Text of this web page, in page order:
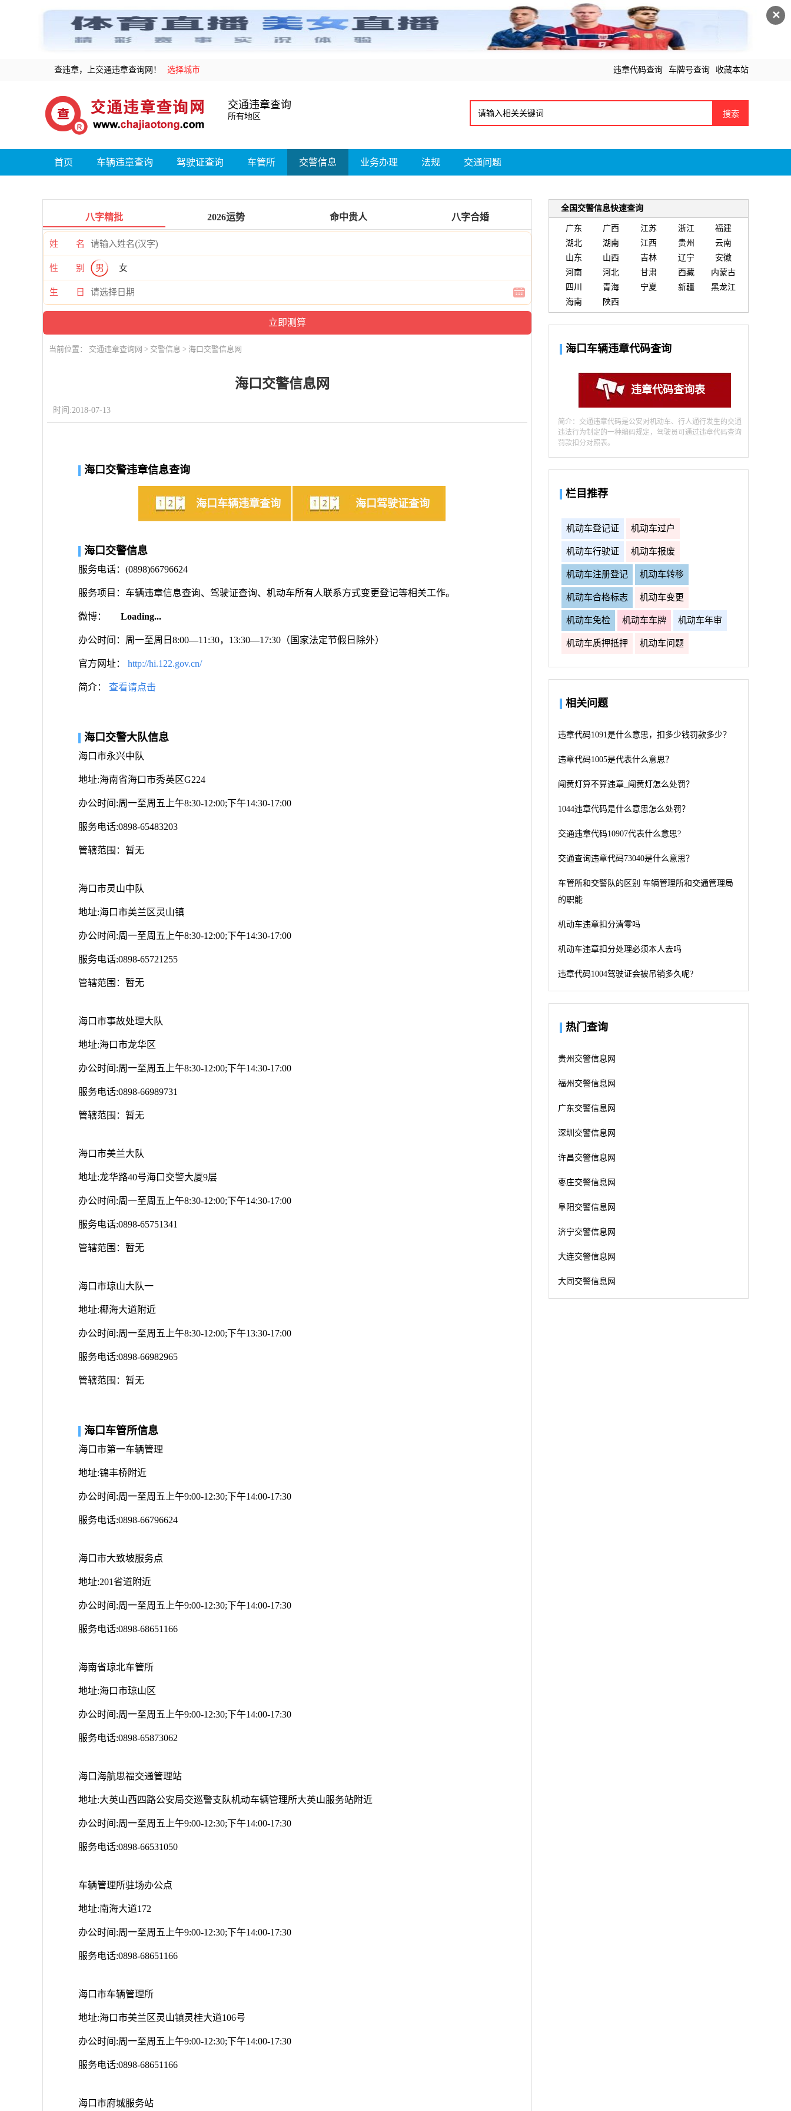
✕
查违章，上交通违章查询网！ 选择城市 违章代码查询 车牌号查询 收藏本站
交通违章查询
所有地区 搜索
首页 车辆违章查询 驾驶证查询 车管所 交警信息 业务办理 法规 交通问题
八字精批 2026运势 命中贵人 八字合婚
姓 名
性 别 男 女
生 日
当前位置： 交通违章查询网 > 交警信息 > 海口交警信息网
海口交警信息网
时间:2018-07-13
海口交警违章信息查询
海口车辆违章查询 海口驾驶证查询
海口交警信息
服务电话：(0898)66796624
服务项目：车辆违章信息查询、驾驶证查询、机动车所有人联系方式变更登记等相关工作。
微博： Loading...
办公时间：周一至周日8:00—11:30，13:30—17:30（国家法定节假日除外）
官方网址： http://hi.122.gov.cn/
简介： 查看请点击
海口交警大队信息
海口市永兴中队
地址:海南省海口市秀英区G224
办公时间:周一至周五上午8:30-12:00;下午14:30-17:00
服务电话:0898-65483203
管辖范围：暂无
海口市灵山中队
地址:海口市美兰区灵山镇
办公时间:周一至周五上午8:30-12:00;下午14:30-17:00
服务电话:0898-65721255
管辖范围：暂无
海口市事故处理大队
地址:海口市龙华区
办公时间:周一至周五上午8:30-12:00;下午14:30-17:00
服务电话:0898-66989731
管辖范围：暂无
海口市美兰大队
地址:龙华路40号海口交警大厦9层
办公时间:周一至周五上午8:30-12:00;下午14:30-17:00
服务电话:0898-65751341
管辖范围：暂无
海口市琼山大队一
地址:椰海大道附近
办公时间:周一至周五上午8:30-12:00;下午13:30-17:00
服务电话:0898-66982965
管辖范围：暂无
海口车管所信息
海口市第一车辆管理
地址:锦丰桥附近
办公时间:周一至周五上午9:00-12:30;下午14:00-17:30
服务电话:0898-66796624
海口市大致坡服务点
地址:201省道附近
办公时间:周一至周五上午9:00-12:30;下午14:00-17:30
服务电话:0898-68651166
海南省琼北车管所
地址:海口市琼山区
办公时间:周一至周五上午9:00-12:30;下午14:00-17:30
服务电话:0898-65873062
海口海航思福交通管理站
地址:大英山西四路公安局交巡警支队机动车辆管理所大英山服务站附近
办公时间:周一至周五上午9:00-12:30;下午14:00-17:30
服务电话:0898-66531050
车辆管理所驻场办公点
地址:南海大道172
办公时间:周一至周五上午9:00-12:30;下午14:00-17:30
服务电话:0898-68651166
海口市车辆管理所
地址:海口市美兰区灵山镇灵桂大道106号
办公时间:周一至周五上午9:00-12:30;下午14:00-17:30
服务电话:0898-68651166
海口市府城服务站
全国交警信息快速查询
广东 广西 江苏 浙江
福建
湖北
湖南 江西 贵州
云南
山东
山西 吉林 辽宁
安徽
河南
河北 甘肃 西藏
内蒙古
四川
青海 宁夏 新疆
黑龙江
海南
陕西
海口车辆违章代码查询
违章代码查询表
简介：交通违章代码是公安对机动车、行人通行发生的交通
违法行为制定的一种编码规定，驾驶员可通过违章代码查询
罚款扣分对照表。
栏目推荐
机动车登记证 机动车过户
机动车行驶证 机动车报废
机动车注册登记 机动车转移
机动车合格标志 机动车变更
机动车免检 机动车车牌 机动车年审
机动车质押抵押 机动车问题
相关问题
违章代码1091是什么意思，扣多少钱罚款多少？
违章代码1005是代表什么意思？
闯黄灯算不算违章_闯黄灯怎么处罚？
1044违章代码是什么意思怎么处罚？
交通违章代码10907代表什么意思?
交通查询违章代码73040是什么意思？
车管所和交警队的区别 车辆管理所和交通管理局
的职能
机动车违章扣分清零吗
机动车违章扣分处理必须本人去吗
违章代码1004驾驶证会被吊销多久呢?
热门查询
贵州交警信息网
福州交警信息网
广东交警信息网
深圳交警信息网
许昌交警信息网
枣庄交警信息网
阜阳交警信息网
济宁交警信息网
大连交警信息网
大同交警信息网